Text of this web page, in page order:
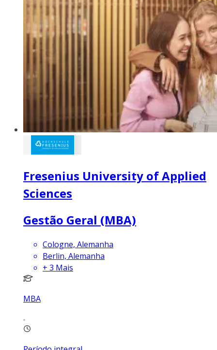
Fresenius University of Applied
Sciences
Gestão Geral (MBA)
Cologne, Alemanha
Berlin, Alemanha
+ 3 Mais
MBA